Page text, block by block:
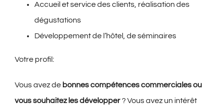
Accueil et service des clients, réalisation des
dégustations
Développement de l’hôtel, de séminaires
Votre profil:
Vous avez de bonnes compétences commerciales ou
vous souhaitez les développer? Vous avez un intérêt